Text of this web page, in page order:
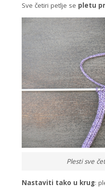
Sve četiri petlje se pletu
Plesti sve
Nastaviti tako u krug: